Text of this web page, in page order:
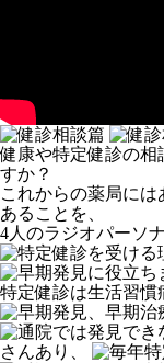
健康や特定健診の相
すか？
これからの薬局に
あることを、
4人のラジオパーソ
特定健診は生活習慣
さんあり、